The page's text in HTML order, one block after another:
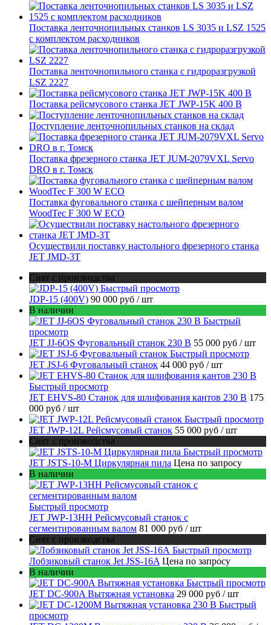
Поставка ленточнопильных станков LS 3035 и LSZ 1525
с комплектом расходников
Поставка ленточнопильного станка c гидроразгрузкой
LSZ 2227
Поставка рейсмусового станка JET JWP-15K 400 В
Поступление ленточнопильных станков на склад
Поставка фрезерного станка JET JUM-2079VXL Servo
DRO в г. Томск
Поставка фуговального станка с шейперным валом
WoodTec F 300 W ECO
Осуществили поставку настольного фрезерного станка
JET JMD-3T
Снят с производства
Быстрый просмотр
JDP-15 (400V) 90 000 руб / шт
В наличии
Быстрый
просмотр
JET JJ-6OS Фуговальный станок 230 В 55 000 руб / шт
Быстрый просмотр
JET JSJ-6 Фуговальный станок 44 000 руб / шт
Быстрый просмотр
JET EHVS-80 Станок для шлифования кантов 230 В 175
000 руб / шт
Быстрый просмотр
JET JWP-12L Рейсмусовый станок 55 000 руб / шт
Снят с производства
Быстрый просмотр
JET JSTS-10-M Циркулярная пила Цена по запросу
В наличии
Быстрый просмотр
JET JWP-13HH Рейсмусовый станок с
сегментированным валом 81 000 руб / шт
Снят с производства
Быстрый просмотр
Лобзиковый станок Jet JSS-16A Цена по запросу
В наличии
Быстрый просмотр
JET DC-900A Вытяжная установка 29 000 руб / шт
Быстрый
просмотр